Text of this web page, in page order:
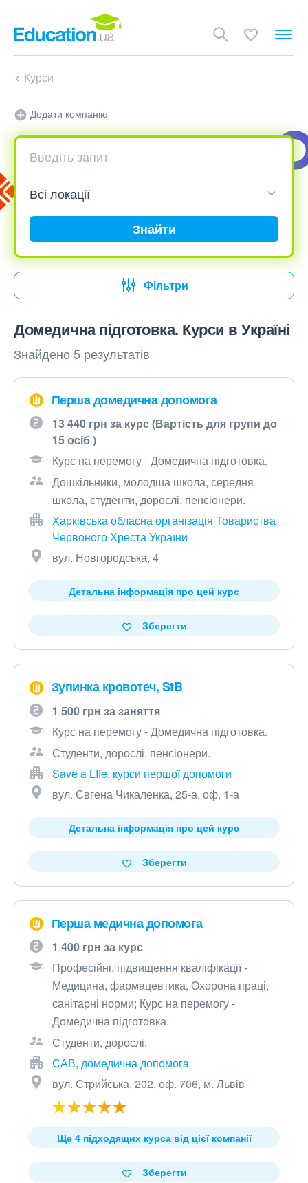
Курси
Додати компанію
Знайти
Фільтри
Домедична підготовка. Курси в Україні
Знайдено 5 результатів
Перша домедична допомога
13 440 грн за курс (Вартість для групи до
15 осіб )
Курс на перемогу - Домедична підготовка.
Дошкільники, молодша школа, середня
школа, студенти, дорослі, пенсіонери.
Харківська обласна організація Товариства
Червоного Хреста України
вул. Новгородська, 4
Детальна інформація про цей курс
Зберегти
Зупинка кровотеч, StB
1 500 грн за заняття
Курс на перемогу - Домедична підготовка.
Студенти, дорослі, пенсіонери.
Save a LIfe, курси першої допомоги
вул. Євгена Чикаленка, 25-а, оф. 1-а
Детальна інформація про цей курс
Зберегти
Перша медична допомога
1 400 грн за курс
Професійні, підвищення кваліфікації -
Медицина, фармацевтика, Охорона праці,
санітарні норми; Курс на перемогу -
Домедична підготовка.
Студенти, дорослі.
САВ, домедична допомога
вул. Стрийська, 202, оф. 706, м. Львів
Ще 4 підходящих курса від цієї компанії
Зберегти